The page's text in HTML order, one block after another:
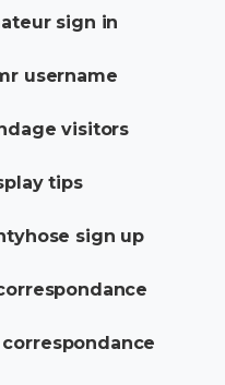
sign in
username
visitors
tips
sign up